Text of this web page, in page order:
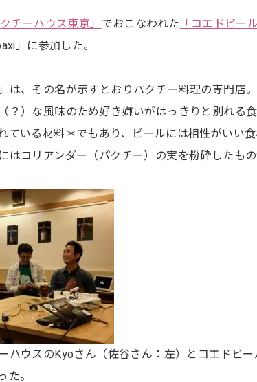
クチーハウス東京」 でおこなわれた 「コエドビール
」に参加した。
は、その名が示すとおりパクチー料理の専門店。
？）な風味のため好き嫌いがはっきりと別れる
ている材料＊でもあり、ビールには相性がいい食
はコリアンダー（パクチー）の実を粉砕したもの
ハウスのKyoさん（佐谷さん：左）とコエドビ
た。